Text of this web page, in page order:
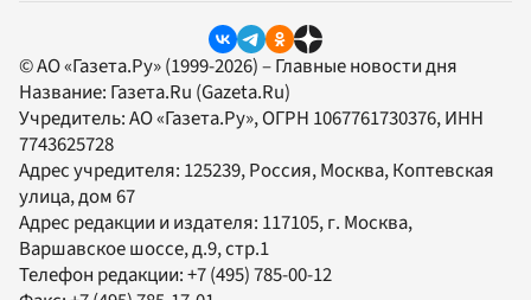
© АО «Газета.Ру» (1999-2026) – Главные новости дня
Название: Газета.Ru (Gazeta.Ru)
Учредитель:АО «Газета.Ру», ОГРН 1067761730376, ИНН
7743625728
Адрес учредителя: 125239, Россия, Москва, Коптевская
улица, дом 67
Адрес редакции и издателя: 117105, г. Москва,
Варшавское шоссе, д.9, стр.1
Телефон редакции:+7 (495) 785-00-12